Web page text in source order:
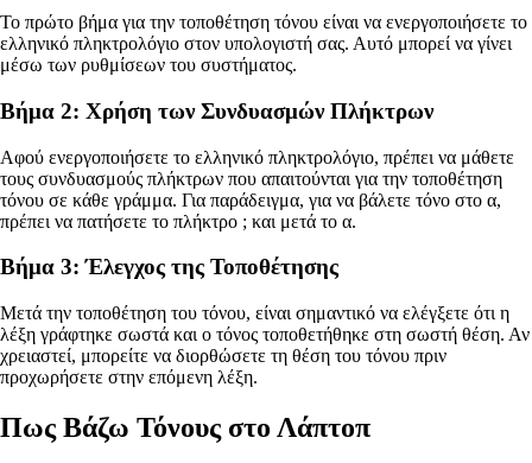
Το πρώτο βήμα για την τοποθέτηση τόνου είναι να ενεργοποιήσετε το
ελληνικό πληκτρολόγιο στον υπολογιστή σας. Αυτό μπορεί να γίνει
μέσω των ρυθμίσεων του συστήματος.
Βήμα 2: Χρήση των Συνδυασμών Πλήκτρων
Αφού ενεργοποιήσετε το ελληνικό πληκτρολόγιο, πρέπει να μάθετε
τους συνδυασμούς πλήκτρων που απαιτούνται για την τοποθέτηση
τόνου σε κάθε γράμμα. Για παράδειγμα, για να βάλετε τόνο στο α,
πρέπει να πατήσετε το πλήκτρο ; και μετά το α.
Βήμα 3: Έλεγχος της Τοποθέτησης
Μετά την τοποθέτηση του τόνου, είναι σημαντικό να ελέγξετε ότι η
λέξη γράφτηκε σωστά και ο τόνος τοποθετήθηκε στη σωστή θέση. Αν
χρειαστεί, μπορείτε να διορθώσετε τη θέση του τόνου πριν
προχωρήσετε στην επόμενη λέξη.
Πως Βάζω Τόνους στο Λάπτοπ